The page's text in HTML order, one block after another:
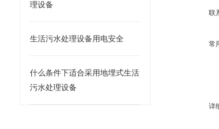
理设备
生活污水处理设备用电安全
什么条件下适合采用地埋式生活
污水处理设备
联
常
详